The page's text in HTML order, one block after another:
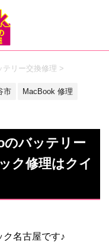
リー交換修理 >
市 MacBook 修理
バッテリー
ク修理はクイ
名古屋です♪